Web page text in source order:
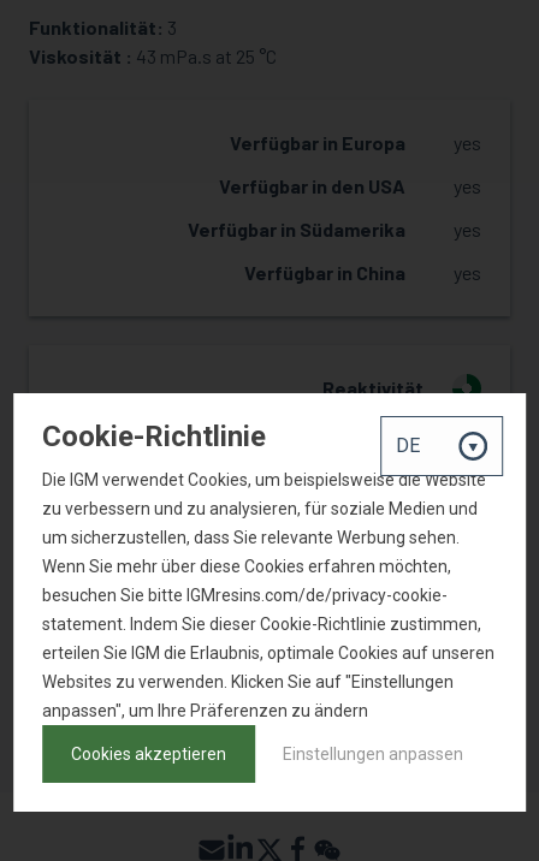
MUSTER ANFRAGEN
Funktionalität: 3
Viskosität : 43 mPa.s at 25 °C
Verfügbar in Europa
yes
Verfügbar in den USA
yes
Verfügbar in Südamerika
yes
Verfügbar in China
yes
Reaktivität
3
2
Flexibilität
1
Verklebung
3
MUSTER ANFRAGEN
ZURÜCK ZUR PRODUKTSUCHE
Cookie-Richtlinie
Die IGM verwendet Cookies, um beispielsweise die Website
zu verbessern und zu analysieren, für soziale Medien und
um sicherzustellen, dass Sie relevante Werbung sehen.
Wenn Sie mehr über diese Cookies erfahren möchten,
besuchen Sie bitte IGMresins.com/de/privacy-cookie-
statement. Indem Sie dieser Cookie-Richtlinie zustimmen,
erteilen Sie IGM die Erlaubnis, optimale Cookies auf unseren
Websites zu verwenden. Klicken Sie auf "Einstellungen
anpassen", um Ihre Präferenzen zu ändern
Cookies akzeptieren Einstellungen anpassen